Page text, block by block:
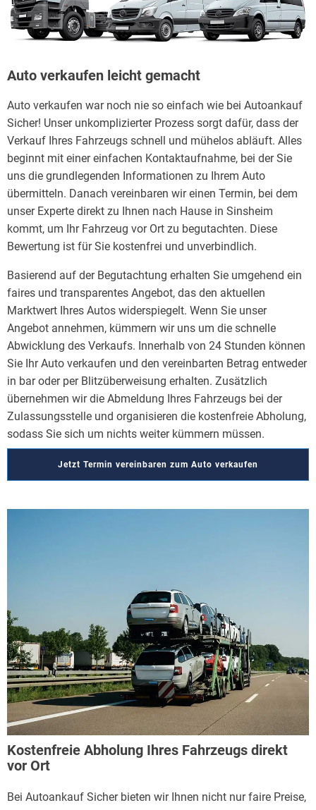
Auto verkaufen leicht gemacht
Auto verkaufen war noch nie so einfach wie bei Autoankauf
Sicher! Unser unkomplizierter Prozess sorgt dafür, dass der
Verkauf Ihres Fahrzeugs schnell und mühelos abläuft. Alles
beginnt mit einer einfachen Kontaktaufnahme, bei der Sie
uns die grundlegenden Informationen zu Ihrem Auto
übermitteln. Danach vereinbaren wir einen Termin, bei dem
unser Experte direkt zu Ihnen nach Hause in Sinsheim
kommt, um Ihr Fahrzeug vor Ort zu begutachten. Diese
Bewertung ist für Sie kostenfrei und unverbindlich.
Basierend auf der Begutachtung erhalten Sie umgehend ein
faires und transparentes Angebot, das den aktuellen
Marktwert Ihres Autos widerspiegelt. Wenn Sie unser
Angebot annehmen, kümmern wir uns um die schnelle
Abwicklung des Verkaufs. Innerhalb von 24 Stunden können
Sie Ihr Auto verkaufen und den vereinbarten Betrag entweder
in bar oder per Blitzüberweisung erhalten. Zusätzlich
übernehmen wir die Abmeldung Ihres Fahrzeugs bei der
Zulassungsstelle und organisieren die kostenfreie Abholung,
sodass Sie sich um nichts weiter kümmern müssen.
Jetzt Termin vereinbaren zum Auto verkaufen
Kostenfreie Abholung Ihres Fahrzeugs direkt
vor Ort
Bei Autoankauf Sicher bieten wir Ihnen nicht nur faire Preise,